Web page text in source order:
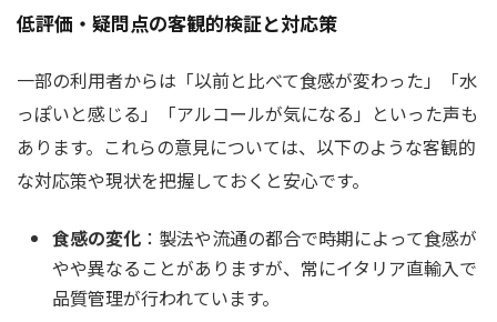
低評価・疑問点の客観的検証と対応策
一部の利用者からは「以前と比べて食感が変わった」「水
っぽいと感じる」「アルコールが気になる」といった声も
あります。これらの意見については、以下のような客観的
な対応策や現状を把握しておくと安心です。
食感の変化 ：製法や流通の都合で時期によって食感が
やや異なることがありますが、常にイタリア直輸入で
品質管理が行われています。